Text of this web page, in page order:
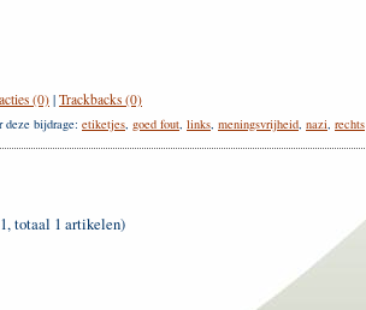
(0) | Trackbacks (0)
deze bijdrage: etiketjes goed fout links meningsvrijheid nazi rechts
totaal 1 artikelen)